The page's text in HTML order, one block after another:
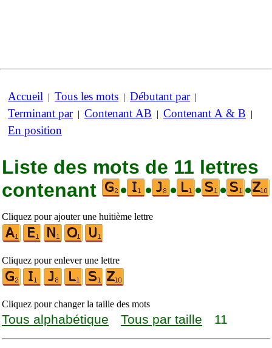
Accueil | Tous les mots | Débutant par|
Terminant par| Contenant AB | Contenant A & B |
En position
Liste des mots de 11 lettres
contenant
• • • • • •
Cliquez pour ajouter une huitième lettre
Cliquez pour enlever une lettre
Cliquez pour changer la taille des mots
Tous alphabétique Tous par taille 11